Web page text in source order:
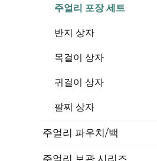
주얼리 포장 세트
반지 상자
목걸이 상자
귀걸이 상자
팔찌 상자
주얼리 파우치/백
주얼리 보관 시리즈